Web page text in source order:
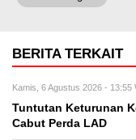
BERITA TERKAIT
Kamis, 6 Agustus 2026 - 13:55
Tuntutan Keturunan
Cabut Perda LAD